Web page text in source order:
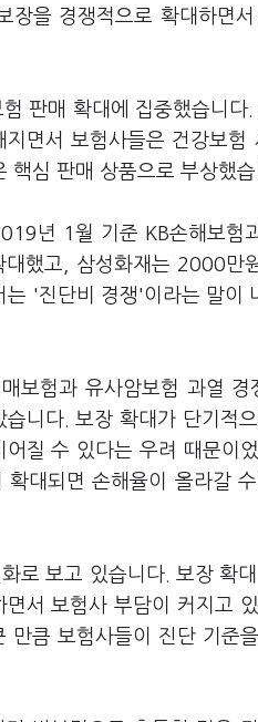
을 경쟁적으로 확대하면
판매 확대에 집중했습니
면서 보험사들은 건강보험
심 판매 상품으로 부상했습
년 1월 기준 KB손해보험
했고, 삼성화재는 2000만
'진단비 경쟁'이라는 말이
보험과 유사암보험 과열
니다. 보장 확대가 단기적
질 수 있다는 우려 때문이
대되면 손해율이 올라갈
로 보고 있습니다. 보장 확
서 보험사 부담이 커지고
큼 보험사들이 진단 기준